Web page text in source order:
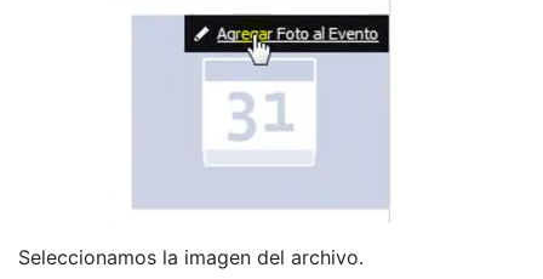
Seleccionamos la imagen del archivo.